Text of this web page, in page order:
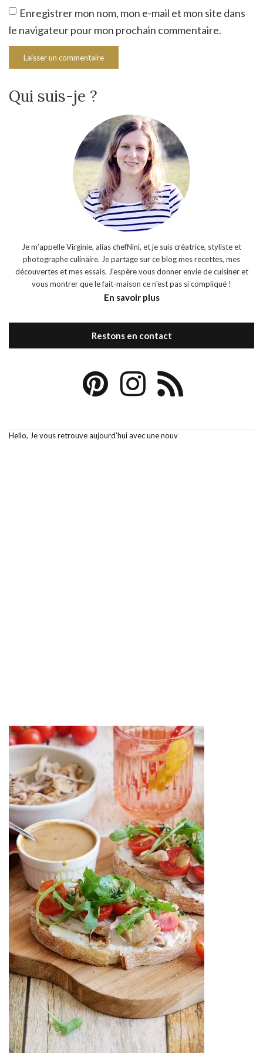
Enregistrer mon nom, mon e-mail et mon site dans
le navigateur pour mon prochain commentaire.
Qui suis-je ?
Je m’appelle Virginie, alias chefNini, et je suis créatrice, styliste et
photographe culinaire. Je partage sur ce blog mes recettes, mes
découvertes et mes essais. J'espère vous donner envie de cuisiner et
vous montrer que le fait-maison ce n'est pas si compliqué !
En savoir plus
Restons en contact
Hello, Je vous retrouve aujourd’hui avec une nouv